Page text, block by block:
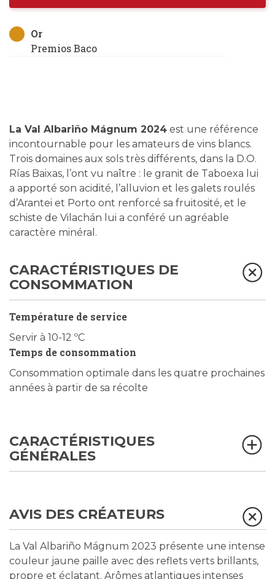
Or
Premios Baco
La Val Albariño Mágnum 2024 est une référence
incontournable pour les amateurs de vins blancs.
Trois domaines aux sols très différents, dans la D.O.
Rías Baixas, l’ont vu naître : le granit de Taboexa lui
a apporté son acidité, l’alluvion et les galets roulés
d’Arantei et Porto ont renforcé sa fruitosité, et le
schiste de Vilachán lui a conféré un agréable
caractère minéral.
CARACTÉRISTIQUES DE
CONSOMMATION
Température de service
Servir à 10-12 ºC
Temps de consommation
Consommation optimale dans les quatre prochaines
années à partir de sa récolte
CARACTÉRISTIQUES
GÉNÉRALES
AVIS DES CRÉATEURS
La Val Albariño Mágnum 2023 présente une intense
couleur jaune paille avec des reflets verts brillants,
propre et éclatant. Arômes atlantiques intenses